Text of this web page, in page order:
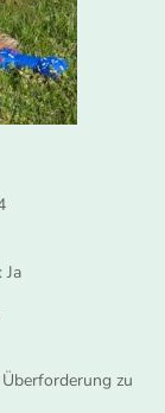
: Ja
zu